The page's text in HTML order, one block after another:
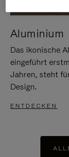
Aluminium
Das ikonische
eingeführt
Jahren, steht
Design.
ENTDECKEN